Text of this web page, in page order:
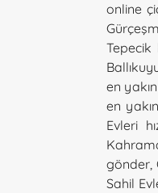
online
Tepecik
en
en
Evleri
gönder,
Sahil